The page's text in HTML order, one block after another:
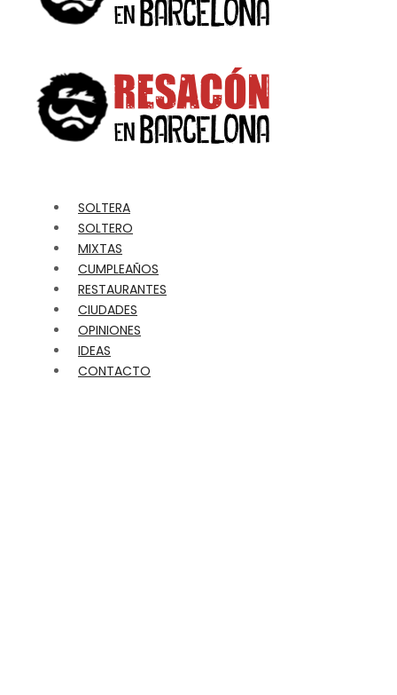
SOLTERA
SOLTERO
MIXTAS
CUMPLEAÑOS
RESTAURANTES
CIUDADES
OPINIONES
IDEAS
CONTACTO